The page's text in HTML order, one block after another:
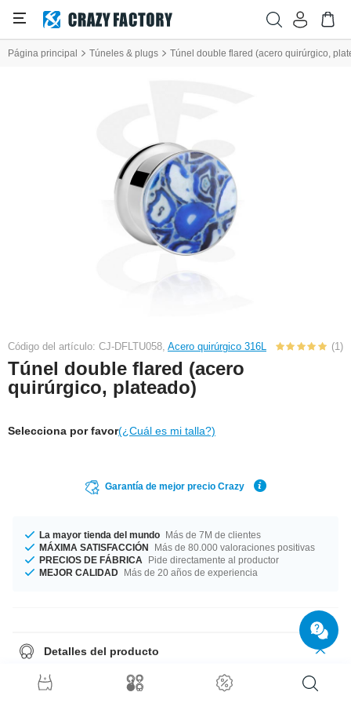
Página principal Túneles & plugs Túnel double flared (acero quirúrgico,
Código del artículo: CJ-DFLTU058, Acero quirúrgico 316L (1)
Túnel double flared (acero
quirúrgico, plateado)
Selecciona por favor(¿Cuál es mi talla?)
Garantía de mejor precio Crazy
La mayor tienda del mundo Más de 7M de clientes
MÁXIMA SATISFACCIÓN
Más de 80.000 valoraciones positivas
PRECIOS DE FÁBRICA
Pide directamente al productor
MEJOR CALIDAD Más de 20 años de experiencia
Detalles del producto
Túnel con doble acampanado de acero con accesorio moderno.